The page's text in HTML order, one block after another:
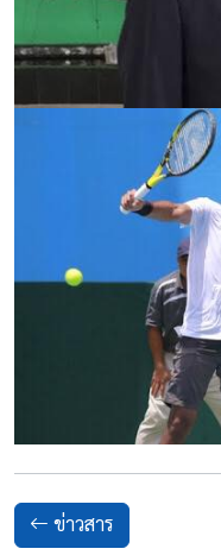
ข่าวสาร